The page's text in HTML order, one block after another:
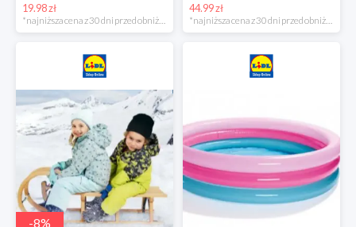
19.98 zł 44.99 zł
-8%